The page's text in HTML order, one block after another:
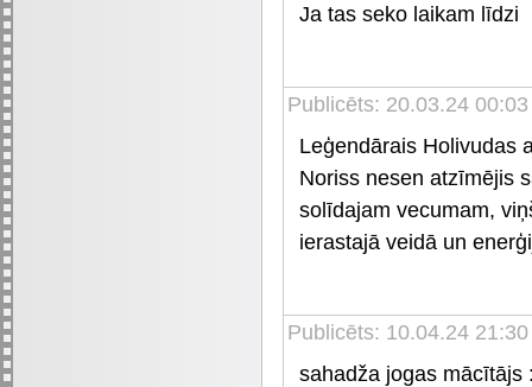
Ja tas seko laikam līdzi
Publicēts: 20.03.24 00:03
Leģendārais Holivudas
Noriss nesen atzīmējis
solīdajam vecumam,
ierastajā veidā un
Publicēts: 10.04.24 21:30
sahadža jogas